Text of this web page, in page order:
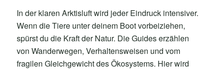
In der klaren Arktisluft wird jeder Eindruck intensiver.
Wenn die Tiere unter deinem Boot vorbeiziehen,
spürst du die Kraft der Natur. Die Guides erzählen
von Wanderwegen, Verhaltensweisen und vom
fragilen Gleichgewicht des Ökosystems. Hier wird